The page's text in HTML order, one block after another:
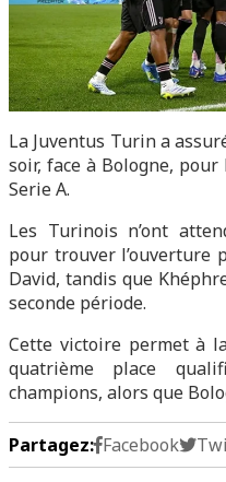
La Juventus Turin a
soir, face à Bologne,
Serie A.
Les Turinois n’ont
pour trouver l’ouverture
David, tandis que
seconde période.
Cette victoire permet à
quatrième place
champions, alors que
Partagez: Facebook